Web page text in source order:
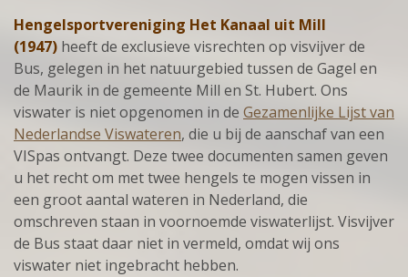
Hengelsportvereniging Het Kanaal uit Mill
(1947) heeft de exclusieve visrechten op visvijver de
Bus, gelegen in het natuurgebied tussen de Gagel en
de Maurik in de gemeente Mill en St. Hubert. Ons
viswater is niet opgenomen in de Gezamenlijke Lijst van
Nederlandse Viswateren, die u bij de aanschaf van een
VISpas ontvangt. Deze twee documenten samen geven
u het recht om met twee hengels te mogen vissen in
een groot aantal wateren in Nederland, die
omschreven staan in voornoemde viswaterlijst. Visvijver
de Bus staat daar niet in vermeld, omdat wij ons
viswater niet ingebracht hebben.